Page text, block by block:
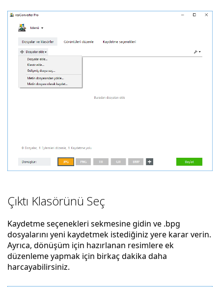
Çıktı Klasörünü Seç
Kaydetme seçenekleri sekmesine gidin ve .bpg
dosyalarını yeni kaydetmek istediğiniz yere karar verin.
Ayrıca, dönüşüm için hazırlanan resimlere ek
düzenleme yapmak için birkaç dakika daha
harcayabilirsiniz.